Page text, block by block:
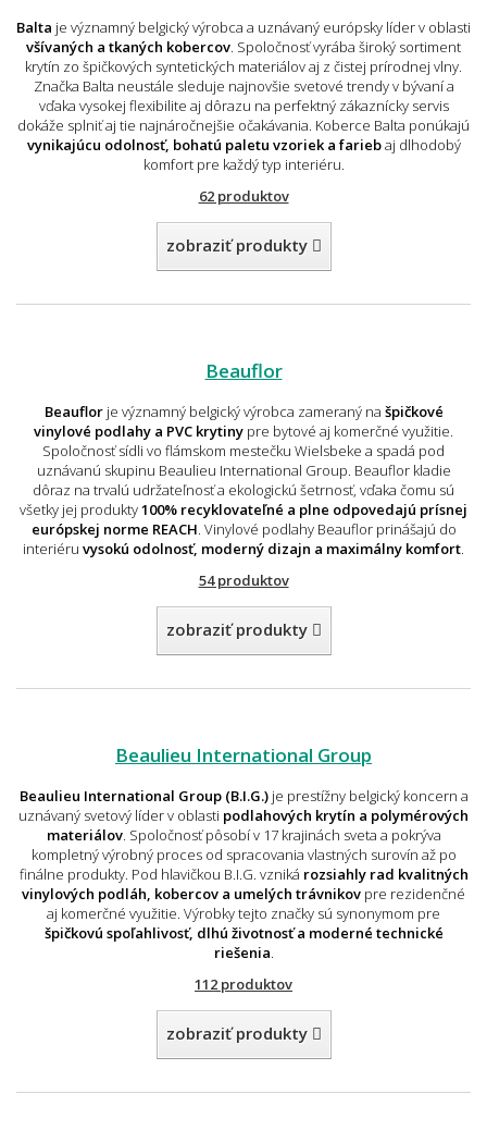
Balta je významný belgický výrobca a uznávaný európsky líder v oblasti
všívaných a tkaných kobercov . Spoločnosť vyrába široký sortiment
krytín zo špičkových syntetických materiálov aj z čistej prírodnej vlny.
Značka Balta neustále sleduje najnovšie svetové trendy v bývaní a
vďaka vysokej flexibilite aj dôrazu na perfektný zákaznícky servis
dokáže splniť aj tie najnáročnejšie očakávania. Koberce Balta ponúkajú
vynikajúcu odolnosť, bohatú paletu vzoriek a fariebaj dlhodobý
komfort pre každý typ interiéru.
62 produktov
zobraziť produkty
Beauflor
Beauflorje významný belgický výrobca zameraný na špičkové
vinylové podlahy a PVC krytiny pre bytové aj komerčné využitie.
Spoločnosť sídli vo flámskom mestečku Wielsbeke a spadá pod
uznávanú skupinu Beaulieu International Group. Beauflor kladie
dôraz na trvalú udržateľnosť a ekologickú šetrnosť, vďaka čomu sú
všetky jej produkty100% recyklovateľné a plne odpovedajú prísnej
európskej norme REACH . Vinylové podlahy Beauflor prinášajú do
interiéru vysokú odolnosť, moderný dizajn a maximálny komfort
54 produktov
zobraziť produkty
Beaulieu International Group
Beaulieu International Group (B.I.G.)je prestížny belgický koncern a
uznávaný svetový líder v oblasti podlahových krytín a polymérových
materiálov. Spoločnosť pôsobí v 17 krajinách sveta a pokrýva
kompletný výrobný proces od spracovania vlastných surovín až po
finálne produkty. Pod hlavičkou B.I.G. vzniká rozsiahly rad kvalitných
vinylových podláh, kobercov a umelých trávnikov pre rezidenčné
aj komerčné využitie. Výrobky tejto značky sú synonymom pre
špičkovú spoľahlivosť, dlhú životnosť a moderné technické
riešenia
112 produktov
zobraziť produkty